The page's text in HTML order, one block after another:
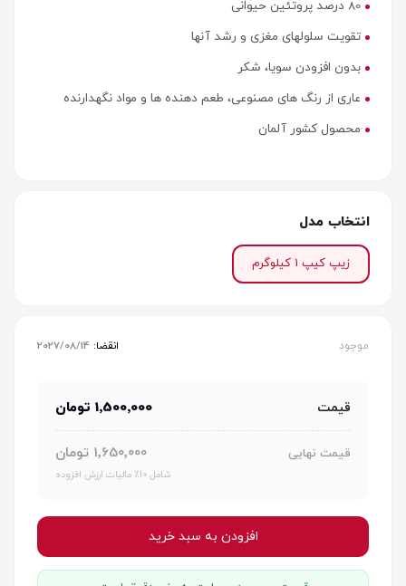
80 درصد پروتئین حیوانی
تقویت سلولهای مغزی و رشد آنها
بدون افزودن سویا، شکر
عاری از رنگ های مصنوعی، طعم دهنده ها و مواد نگهدارنده
محصول کشور آلمان
انتخاب مدل
زیپ کیپ 1 کیلوگرم
موجود انقضا: 2027/08/14
قیمت 1٬500٬000 تومان
قیمت نهایی 1٬650٬000 تومان
شامل 10٪ مالیات ارزش افزوده
افزودن به سبد خرید